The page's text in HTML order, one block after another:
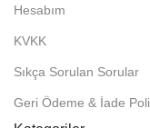
Hesabım
KVKK
Sıkça Sorulan Sorular
Geri Ödeme & İade